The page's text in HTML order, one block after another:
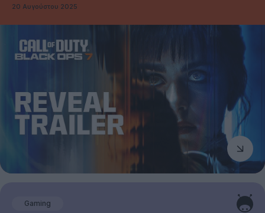
20 Αυγούστου 2025
Gaming